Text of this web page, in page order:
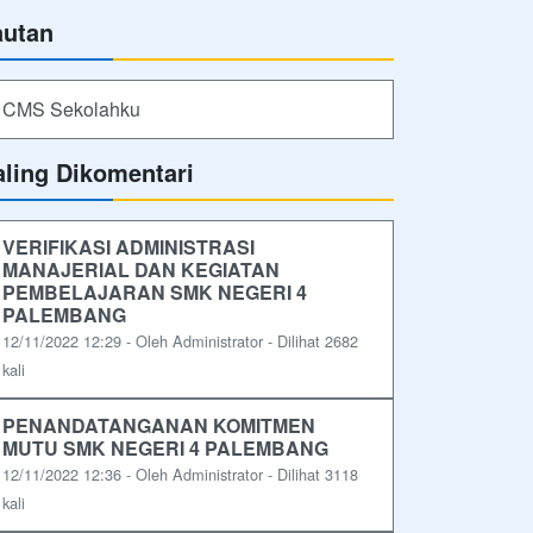
CMS Sekolahku
Dikomentari
VERIFIKASI ADMINISTRASI
MANAJERIAL DAN KEGIATAN
PEMBELAJARAN SMK NEGERI 4
PALEMBANG
12/11/2022 12:29 - Oleh Administrator - Dilihat 2682
kali
PENANDATANGANAN KOMITMEN
MUTU SMK NEGERI 4 PALEMBANG
12/11/2022 12:36 - Oleh Administrator - Dilihat 3118
kali